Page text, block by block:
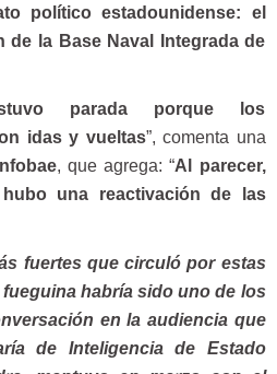
político estadounidense: el
la Base Naval Integrada de
parada porque los
idas y vueltas”, comenta una
Infobae, que agrega: “Al parecer,
una reactivación de las
fuertes que circuló por estas
habría sido uno de los
en la audiencia que
de Inteligencia de Estado